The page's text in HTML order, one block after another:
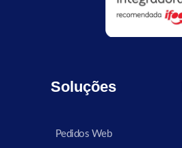
Soluções
Pedidos Web